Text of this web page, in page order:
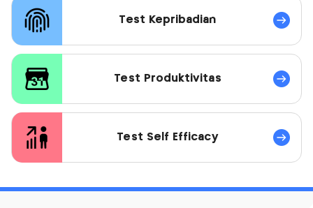
Test Kepribadian
Test Produktivitas
Test Self Efficacy